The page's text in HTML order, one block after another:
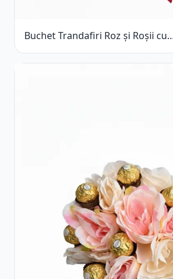
Buchet Trandafiri Roz și Roșii cu
Eucalipt și Gypsophila